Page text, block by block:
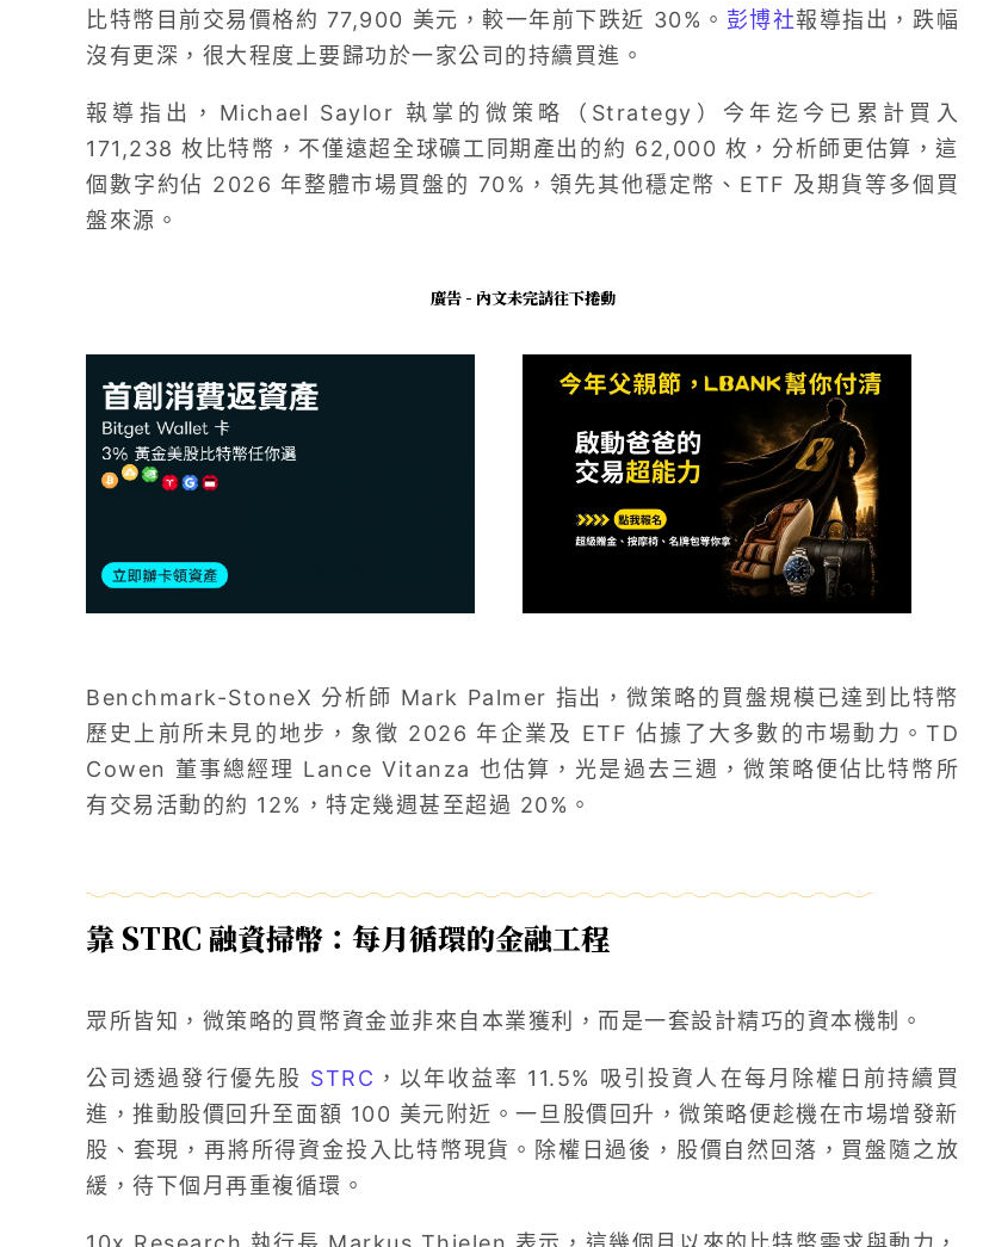
比特幣目前交易價格約 77,900 美元，較一年前下跌近 30%。 彭博社報導指出，跌幅
沒有更深，很大程度上要歸功於一家公司的持續買進。
報導指出，Michael Saylor 執掌的微策略（Strategy）今年迄今已累計買入
171,238 枚比特幣，不僅遠超全球礦工同期產出的約 62,000 枚，分析師更估算，這
個數字約佔 2026 年整體市場買盤的 70%，領先其他穩定幣、ETF 及期貨等多個買
盤來源。
廣告 - 內文未完請往下捲動
Benchmark-StoneX 分析師 Mark Palmer 指出，微策略的買盤規模已達到比特幣
歷史上前所未見的地步，象徵 2026 年企業及 ETF 佔據了大多數的市場動力。TD
Cowen 董事總經理 Lance Vitanza 也估算，光是過去三週，微策略便佔比特幣所
有交易活動的約 12%，特定幾週甚至超過 20%。
靠 STRC 融資掃幣：每月循環的金融工程
眾所皆知，微策略的買幣資金並非來自本業獲利，而是一套設計精巧的資本機制。
公司透過發行優先股 STRC ，以年收益率 11.5% 吸引投資人在每月除權日前持續買
進，推動股價回升至面額 100 美元附近。一旦股價回升，微策略便趁機在市場增發新
股、套現，再將所得資金投入比特幣現貨。除權日過後，股價自然回落，買盤隨之放
緩，待下個月再重複循環。